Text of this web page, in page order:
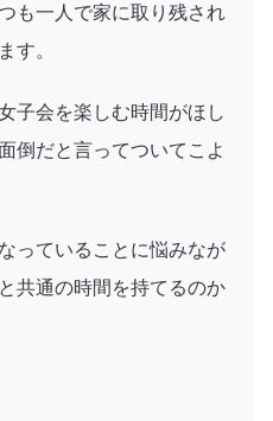
も一人で家に取り残され
す。
子会を楽しむ時間がほし
倒だと言ってついてこよ
っていることに悩みなが
共通の時間を持てるのか